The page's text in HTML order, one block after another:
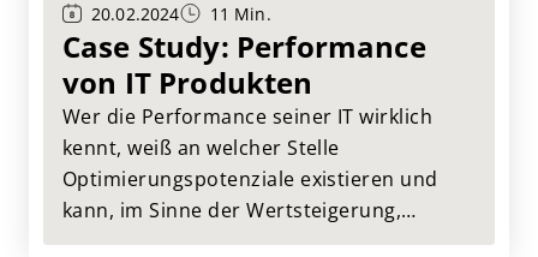
20.02.2024 11 Min.
Case Study: Performance
von IT Produkten
Wer die Performance seiner IT wirklich
kennt, weiß an welcher Stelle
Optimierungspotenziale existieren und
kann, im Sinne der Wertsteigerung,
bewusst an diesen arbeiten. Das